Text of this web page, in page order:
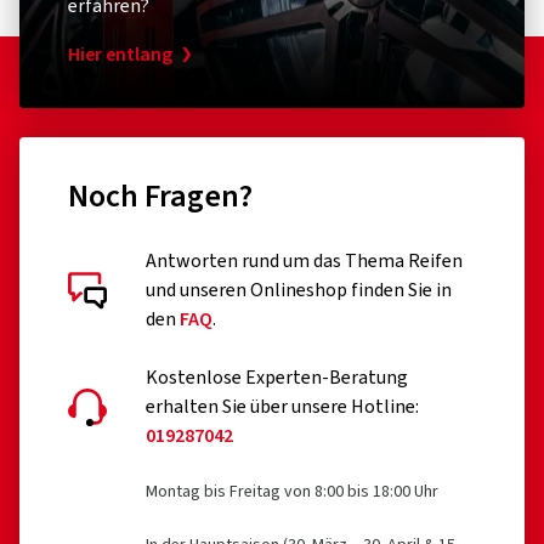
Haftung.
Blockiges Design, das den Abenteuer-Look Ihres
Motorrads vervollständigt
Neueste Gummimischungen - hervorragende Leistung bei
jedem Wetter:
Hinterreifen) bietet ein hervorragendes
Kundenbewertungen im Detail
erfahren?
Hier entlang
Noch Fragen?
Antworten rund um das Thema Reifen
und unseren Onlineshop finden Sie in
den FAQ.
Kostenlose Experten-Beratung
erhalten Sie über unsere Hotline:
019287042
Montag bis Freitag von 8:00 bis 18:00 Uhr